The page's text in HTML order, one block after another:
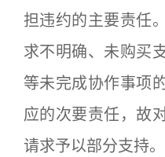
担违约的主要责任
求不明确、未购买
等未完成协作事项
应的次要责任，故
请求予以部分支持。